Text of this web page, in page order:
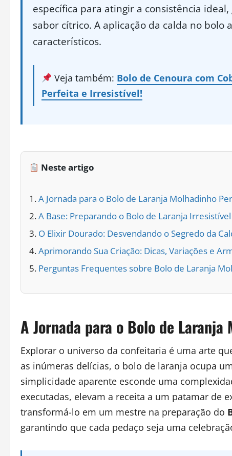
específica para atingir a consistência
sabor cítrico. A aplicação da calda no
característicos.
Veja também: Bolo de Cenoura com
Perfeita e Irresistível!
Neste artigo
A Jornada para o Bolo de Laranja Molhadinho
A Base: Preparando o Bolo de Laranja Irresistível
O Elixir Dourado: Desvendando o Segredo da
Aprimorando Sua Criação: Dicas, Variações e
Perguntas Frequentes sobre Bolo de Laranja
A Jornada para o Bolo de
Explorar o universo da confeitaria é uma arte
as inúmeras delícias, o bolo de laranja ocupa
simplicidade aparente esconde uma
executadas, elevam a receita a um patamar de
transformá-lo em um mestre na preparação do
garantindo que cada pedaço seja uma